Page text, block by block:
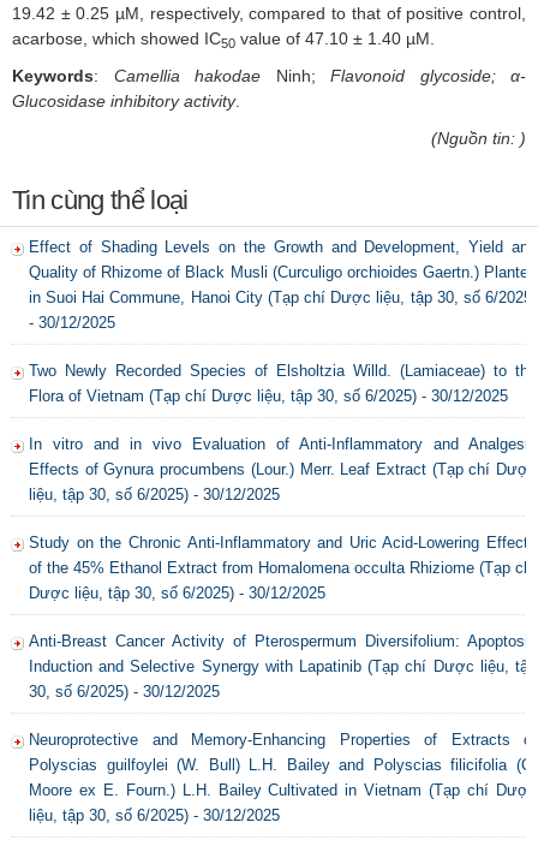
19.42 ± 0.25 µM, respectively, compared to that of positive control,
acarbose, which showed IC50 value of 47.10 ± 1.40 µM.
Keywords: Camellia hakodae Ninh; Flavonoid glycoside; α-
Glucosidase inhibitory activity.
(Nguồn tin: )
Tin cùng thể loại
Effect of Shading Levels on the Growth and Development, Yield and
Quality of Rhizome of Black Musli (Curculigo orchioides Gaertn.) Planted
in Suoi Hai Commune, Hanoi City (Tạp chí Dược liệu, tập 30, số 6/2025)
- 30/12/2025
Two Newly Recorded Species of Elsholtzia Willd. (Lamiaceae) to the
Flora of Vietnam (Tạp chí Dược liệu, tập 30, số 6/2025) - 30/12/2025
In vitro and in vivo Evaluation of Anti-Inflammatory and Analgesic
Effects of Gynura procumbens (Lour.) Merr. Leaf Extract (Tạp chí Dược
liệu, tập 30, số 6/2025) - 30/12/2025
Study on the Chronic Anti-Inflammatory and Uric Acid-Lowering Effects
of the 45% Ethanol Extract from Homalomena occulta Rhiziome (Tạp chí
Dược liệu, tập 30, số 6/2025) - 30/12/2025
Anti-Breast Cancer Activity of Pterospermum Diversifolium: Apoptosis
Induction and Selective Synergy with Lapatinib (Tạp chí Dược liệu, tập
30, số 6/2025) - 30/12/2025
Neuroprotective and Memory-Enhancing Properties of Extracts of
Polyscias guilfoylei (W. Bull) L.H. Bailey and Polyscias filicifolia (C.
Moore ex E. Fourn.) L.H. Bailey Cultivated in Vietnam (Tạp chí Dược
liệu, tập 30, số 6/2025) - 30/12/2025